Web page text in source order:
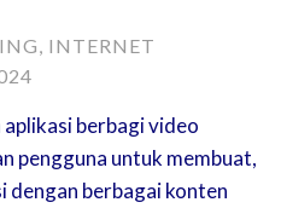
INTERNET
aplikasi berbagi video
pengguna untuk membuat,
dengan berbagai konten